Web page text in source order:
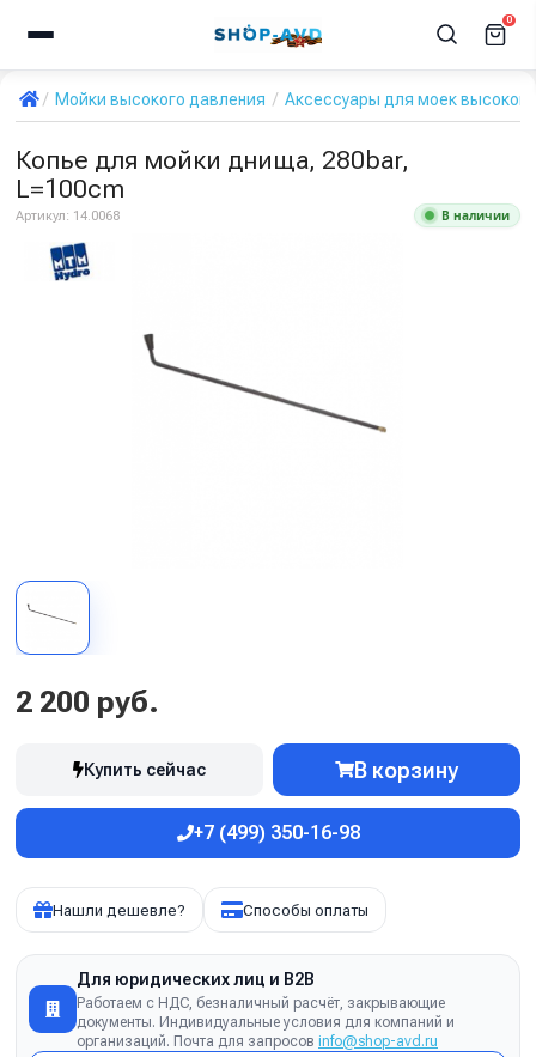
0
Мойки высокого давления Аксессуары для моек
Копье для мойки днища, 280bar,
L=100cm
Артикул: 14.0068 В наличии
2 200 руб.
Купить сейчас В корзину
+7 (499) 350-16-98
Нашли дешевле? Способы оплаты
Для юридических лиц и B2B
Работаем с НДС, безналичный расчёт, закрывающие
документы. Индивидуальные условия для компаний и
организаций. Почта для запросов info@shop-avd.ru